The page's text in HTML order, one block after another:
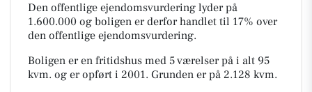
Den offentlige ejendomsvurdering lyder på
1.600.000 og boligen er derfor handlet til 17% over
den offentlige ejendomsvurdering.
Boligen er en fritidshus med 5 værelser på i alt 95
kvm. og er opført i 2001. Grunden er på 2.128 kvm.